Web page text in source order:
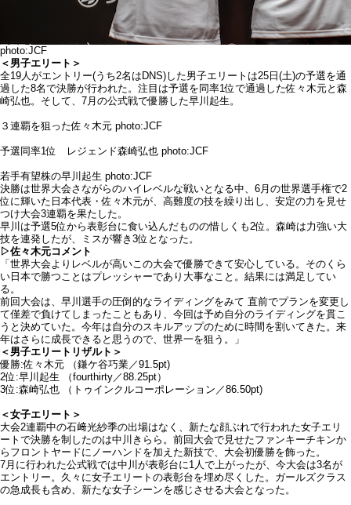
photo:JCF
＜男子エリート＞
全19人がエントリー(うち2名はDNS)した男子エリートは25日(土)の予選を通
過した8名で決勝が行われた。注目は予選を同率1位で通過した佐々木元と森
崎弘也。そして、7月の公式戦で優勝した早川起生。
３連覇を狙った佐々木元 photo:JCF
予選同率1位 レジェンド森崎弘也 photo:JCF
若手有望株の早川起生 photo:JCF
決勝は世界大会さながらのハイレベルな戦いとなる中、6月の世界選手権で2
位に輝いた日本代表・佐々木元が、高難度の技を繰り出し、安定の力を見せ
つけ大会3連覇を果たした。
早川は予選5位から表彰台に食い込んだものの惜しくも2位。森崎は力強い大
技を連発したが、ミスが響き3位となった。
▷佐々木元コメント
「世界大会よりレベルが高いこの大会で優勝できて安心している。そのくら
い日本で勝つことはプレッシャーであり大事なこと。結果には満足してい
る。
前回大会は、早川選手の圧倒的なライディングをみて 直前でプランを変更し
て僅差で負けてしまったこともあり、今回は予め自分のライディングを貫こ
うと決めていた。今年は自分のスキルアップのために時間を割いてきた。来
年はさらに成⻑できると思うので、世界一を狙う。」
＜男子エリートリザルト＞
優勝:佐々木元 （鎌ケ谷巧業／91.5pt)
2位:早川起生 （fourthirty／88.25pt）
3位:森崎弘也 （トゥインクルコーポレーション／86.50pt)
＜女子エリート＞
大会2連覇中の石﨑光紗季の出場はなく、新たな顔ぶれで行われた女子エリ
ートで決勝を制したのは中川きらら。前回大会で見せたファンキーチキンか
らフロントヤードにノーハンドを加えた新技で、大会初優勝を飾った。
7月に行われた公式戦では中川が表彰台に1人で上がったが、今大会は3名が
エントリー。久々に女子エリートの表彰台を埋め尽くした。ガールズクラス
の急成⻑も含め、新たな女子シーンを感じさせる大会となった。